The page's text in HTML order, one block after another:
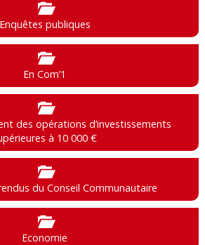
Enquêtes publiques
En Com’1
des opérations d’investissements
à 10 000 €
du Conseil Communautaire
Economie